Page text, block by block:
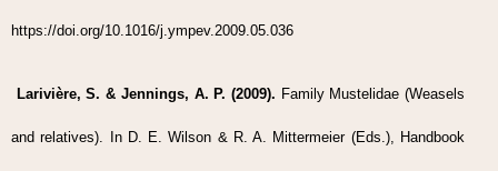
https://doi.org/10.1016/j.ympev.2009.05.036
Larivière, S. & Jennings, A. P. (2009). Family Mustelidae (Weasels
and relatives). In D. E. Wilson & R. A. Mittermeier (Eds.), Handbook